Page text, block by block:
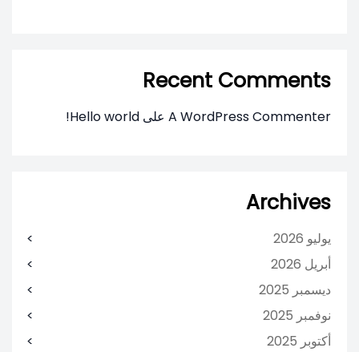
Recent Comments
A WordPress Commenter على Hello world!
Archives
يوليو 2026
أبريل 2026
ديسمبر 2025
نوفمبر 2025
أكتوبر 2025